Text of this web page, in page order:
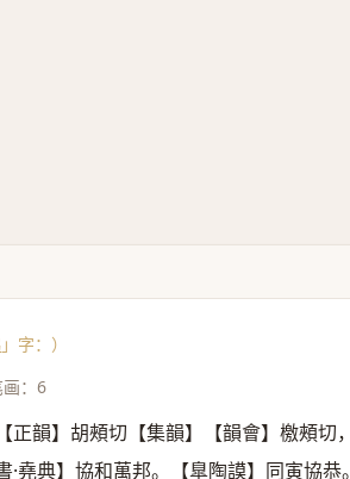
」字：）
画：6
正韻】胡頰切【集韻】【韻會】檄頰切，
堯典】協和萬邦。【臯陶謨】同寅協恭。